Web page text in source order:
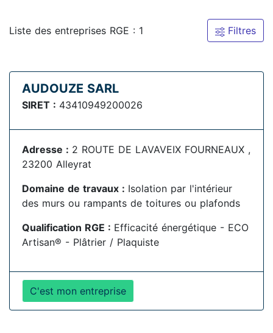
Liste des entreprises RGE : 1 Filtres
AUDOUZE SARL
SIRET : 43410949200026
Adresse : 2 ROUTE DE LAVAVEIX FOURNEAUX ,
23200 Alleyrat
Domaine de travaux : Isolation par l'intérieur
des murs ou rampants de toitures ou plafonds
Qualification RGE : Efficacité énergétique - ECO
Artisan® - Plâtrier / Plaquiste
C'est mon entreprise